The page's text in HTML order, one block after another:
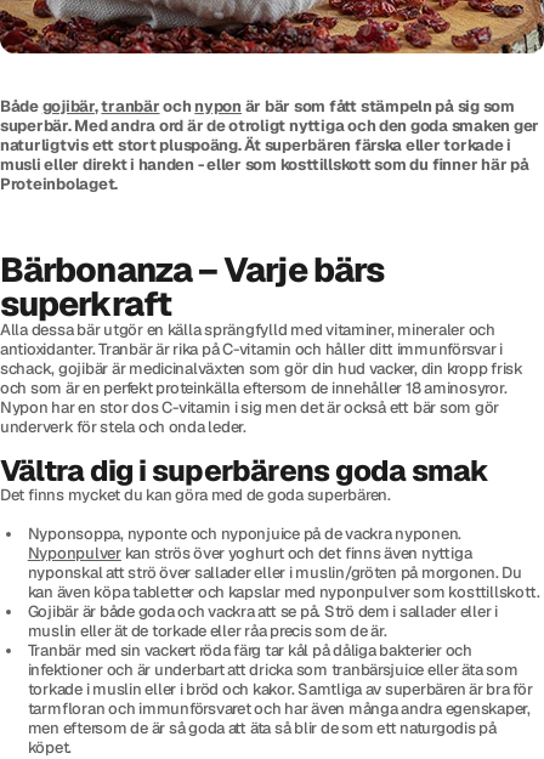
Bådegojibär,tranbäroch nypon är bär som fått stämpeln på sig som
superbär. Med andra ord är de otroligt nyttiga och den goda smaken ger
naturligtvis ett stort pluspoäng. Ät superbären färska eller torkade i
musli eller direkt i handen - eller som kosttillskott som du finner här på
Proteinbolaget.
Bärbonanza – Varje bärs
superkraft
Alla dessa bär utgör en källa sprängfylld med vitaminer, mineraler och
antioxidanter. Tranbär är rika på C-vitamin och håller ditt immunförsvar i
schack, gojibär är medicinalväxten som gör din hud vacker, din kropp frisk
och som är en perfekt proteinkälla eftersom de innehåller 18 aminosyror.
Nypon har en stor dos C-vitamin i sig men det är också ett bär som gör
underverk för stela och onda leder.
Vältra dig i superbärens goda smak
Det finns mycket du kan göra med de goda superbären.
Nyponsoppa, nyponte och nyponjuice på de vackra nyponen.
Nyponpulverkan strös över yoghurt och det finns även nyttiga
nyponskal att strö över sallader eller i muslin/gröten på morgonen. Du
kan även köpa tabletter och kapslar med nyponpulver som kosttillskott.
Gojibär är både goda och vackra att se på. Strö dem i sallader eller i
muslin eller ät de torkade eller råa precis som de är.
Tranbär med sin vackert röda färg tar kål på dåliga bakterier och
infektioner och är underbart att dricka som tranbärsjuice eller äta som
torkade i muslin eller i bröd och kakor. Samtliga av superbären är bra för
tarmfloran och immunförsvaret och har även många andra egenskaper,
men eftersom de är så goda att äta så blir de som ett naturgodis på
köpet.